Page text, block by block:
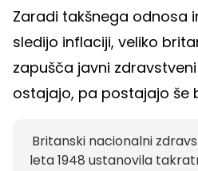
Zaradi takšnega odnosa
sledijo inflaciji, veliko
zapušča javni
ostajajo, pa postajajo še
Britanski nacionalni
leta 1948 ustanovila